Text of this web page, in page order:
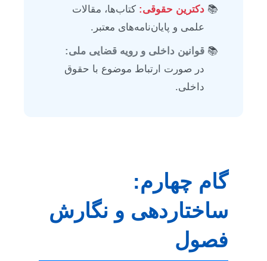
دکترین حقوقی: کتاب‌ها، مقالات
علمی و پایان‌نامه‌های معتبر.
قوانین داخلی و رویه قضایی ملی:
در صورت ارتباط موضوع با حقوق
داخلی.
گام چهارم:
ساختاردهی و نگارش
فصول